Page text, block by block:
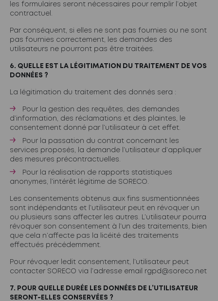
les formulaires seront nécessaires pour remplir l’objet
contractuel.
Par conséquent, si elles ne sont pas fournies ou ne sont
pas fournies correctement, les demandes des
utilisateurs ne pourront pas être traitées.
6. QUELLE EST LA LÉGITIMATION DU TRAITEMENT DE VOS
DONNÉES ?
La légitimation du traitement des donnés sera :
Pour la gestion des requêtes, des demandes
d’information, des réclamations et des plaintes, le
consentement donné par l’utilisateur à cet effet.
Pour la passation du contrat concernant les
services proposés, la demande l’utilisateur d’appliquer
des mesures précontractuelles.
Pour la réalisation de rapports statistiques
anonymes, l’intérêt légitime de SORECO.
Les consentements obtenus aux fins susmentionnées
sont indépendants et l’utilisateur peut en révoquer un
ou plusieurs sans affecter les autres. L’utilisateur pourra
révoquer son consentement à l’un des traitements, bien
que cela n’affecte pas la licéité des traitements
effectués précédemment.
Pour révoquer ledit consentement, l’utilisateur peut
contacter SORECO via l’adresse email rgpd@soreco.net
7. POUR QUELLE DURÉE LES DONNÉES DE L’UTILISATEUR
SERONT-ELLES CONSERVÉES ?